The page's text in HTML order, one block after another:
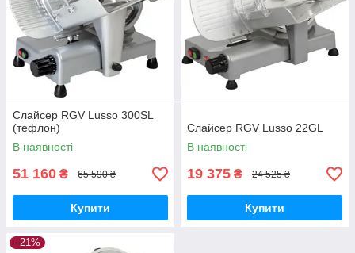
Слайсер RGV Lusso 300SL
(тефлон)
В наявності
51 160 ₴ 65 590 ₴
Купити
Слайсер RGV Lusso 22GL
В наявності
19 375 ₴ 24 525 ₴
Купити
–21%